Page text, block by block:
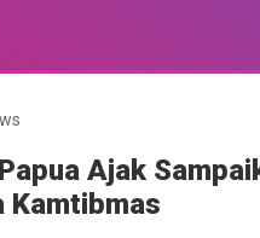
Ajak
Kamtibmas